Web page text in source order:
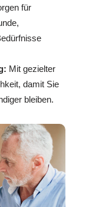
für
Mit gezielter
damit Sie
bleiben.